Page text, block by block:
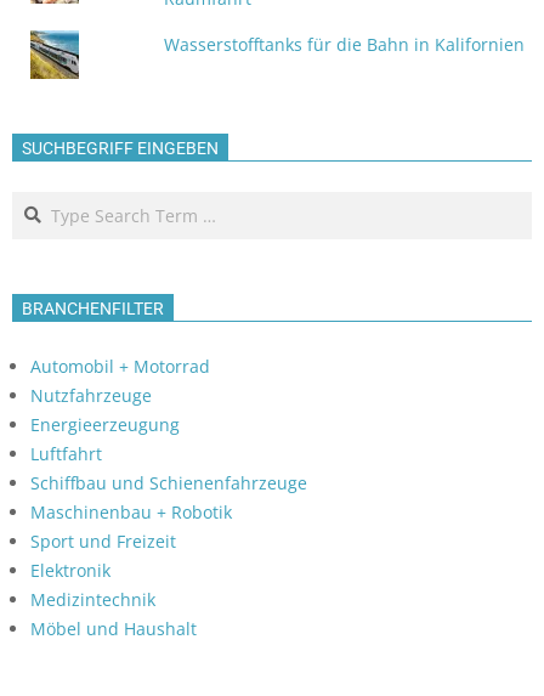
Wasserstofftanks für die Bahn in Kalifornien
SUCHBEGRIFF EINGEBEN
Search
BRANCHENFILTER
Automobil + Motorrad
Nutzfahrzeuge
Energieerzeugung
Luftfahrt
Schiffbau und Schienenfahrzeuge
Maschinenbau + Robotik
Sport und Freizeit
Elektronik
Medizintechnik
Möbel und Haushalt